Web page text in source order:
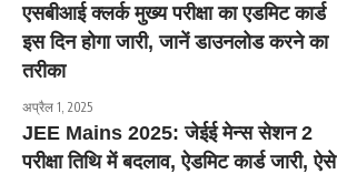
एसबीआई क्लर्क मुख्य परीक्षा का एडमिट कार्ड
इस दिन होगा जारी, जानें डाउनलोड करने का
तरीका
अप्रैल 1, 2025
JEE Mains 2025: जेईई मेन्स सेशन 2
परीक्षा तिथि में बदलाव, ऐडमिट कार्ड जारी, ऐसे